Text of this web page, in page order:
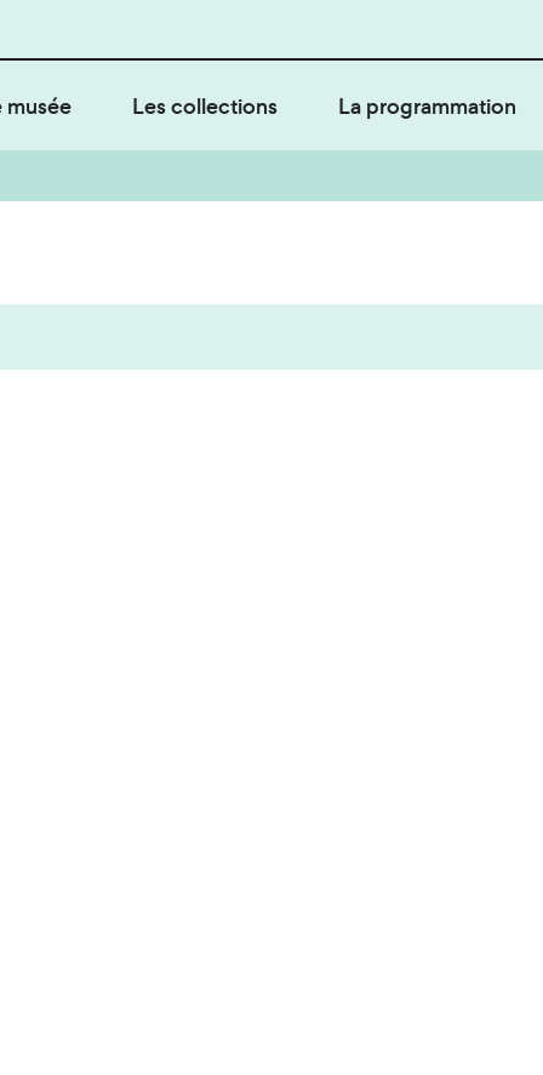
musée Les collections La programmation
des cookies